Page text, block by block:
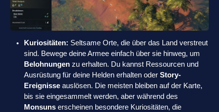
Kuriositäten: Seltsame Orte, die über das Land verstreut
sind. Bewege deine Armee einfach über sie hinweg, um
Belohnungen zu erhalten. Du kannst Ressourcen und
Ausrüstung für deine Helden erhalten oder Story-
Ereignisse auslösen. Die meisten bleiben auf der Karte,
bis sie eingesammelt werden, aber während des
Monsuns erscheinen besondere Kuriositäten, die